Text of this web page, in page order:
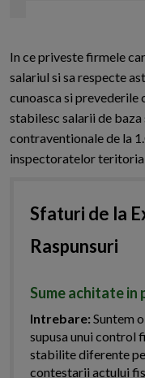
In ce priveste firmele
salariul si sa respecte
cunoasca si prevederile
stabilesc salarii de baza
contraventionale de la
inspectoratelor
Sfaturi de la
Raspunsuri
Sume achitate in
Intrebare:Suntem
supusa unui control
stabilite diferente
contestarii actului